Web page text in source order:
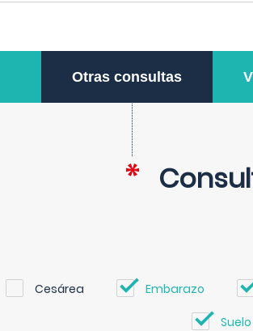
Otras consultas
Cesárea Embarazo